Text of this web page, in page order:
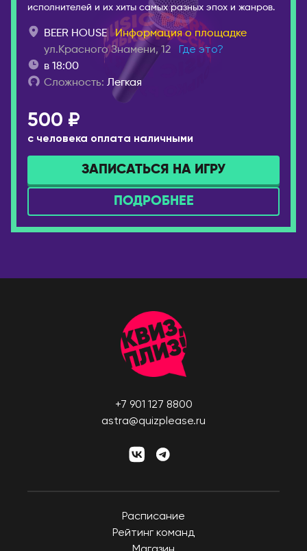
Псков
Пятигорск
Ростов-на-Дону
Рязань
Самара
Севастополь
Северобайкальск
Серпухов
Ханчжоу
Шанхай
КЫРГЫЗСТАН
МОЛДОВА
Кишинёв
НИДЕРЛАНДЫ
Амстердам
ОАЭ
Лиссабон
РЕСПУБЛИКА КОРЕЯ
Ансан
Сеул
Белград
Бостон
Майами
исполнителей и их хиты самых разных эпох и жанров.
BEER HOUSE
Информация о площадке
ул.Красного Знамени, 12
Где это?
в 18:00
Сложность:Легкая
500 ₽
с человека оплата наличными
ЗАПИСАТЬСЯ НА ИГРУ
ПОДРОБНЕЕ
+7 901 127 8800
astra@quizplease.ru
Расписание
Рейтинг команд